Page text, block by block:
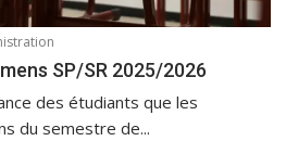
SP/SR 2025/2026
des étudiants que les
du semestre de...